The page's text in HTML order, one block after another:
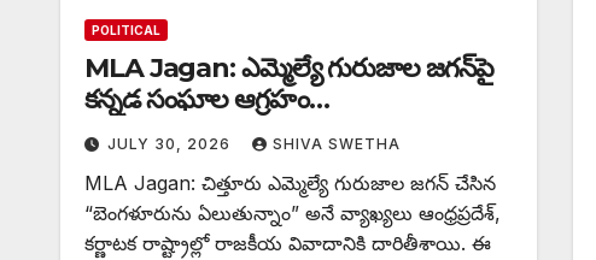
POLITICAL
MLA Jagan: ఎమ్మెల్యే గురుజాల జగన్‌పై
కన్నడ సంఘాల ఆగ్రహం…
JULY 30, 2026 SHIVA SWETHA
MLA Jagan: చిత్తూరు ఎమ్మెల్యే గురుజాల జగన్ చేసిన
“బెంగళూరును ఏలుతున్నాం” అనే వ్యాఖ్యలు ఆంధ్రప్రదేశ్,
కర్ణాటక రాష్ట్రాల్లో రాజకీయ వివాదానికి దారితీశాయి. ఈ